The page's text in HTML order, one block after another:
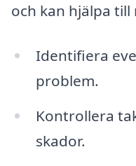
och kan hjälpa till
Identifiera
problem.
Kontrollera
skador.